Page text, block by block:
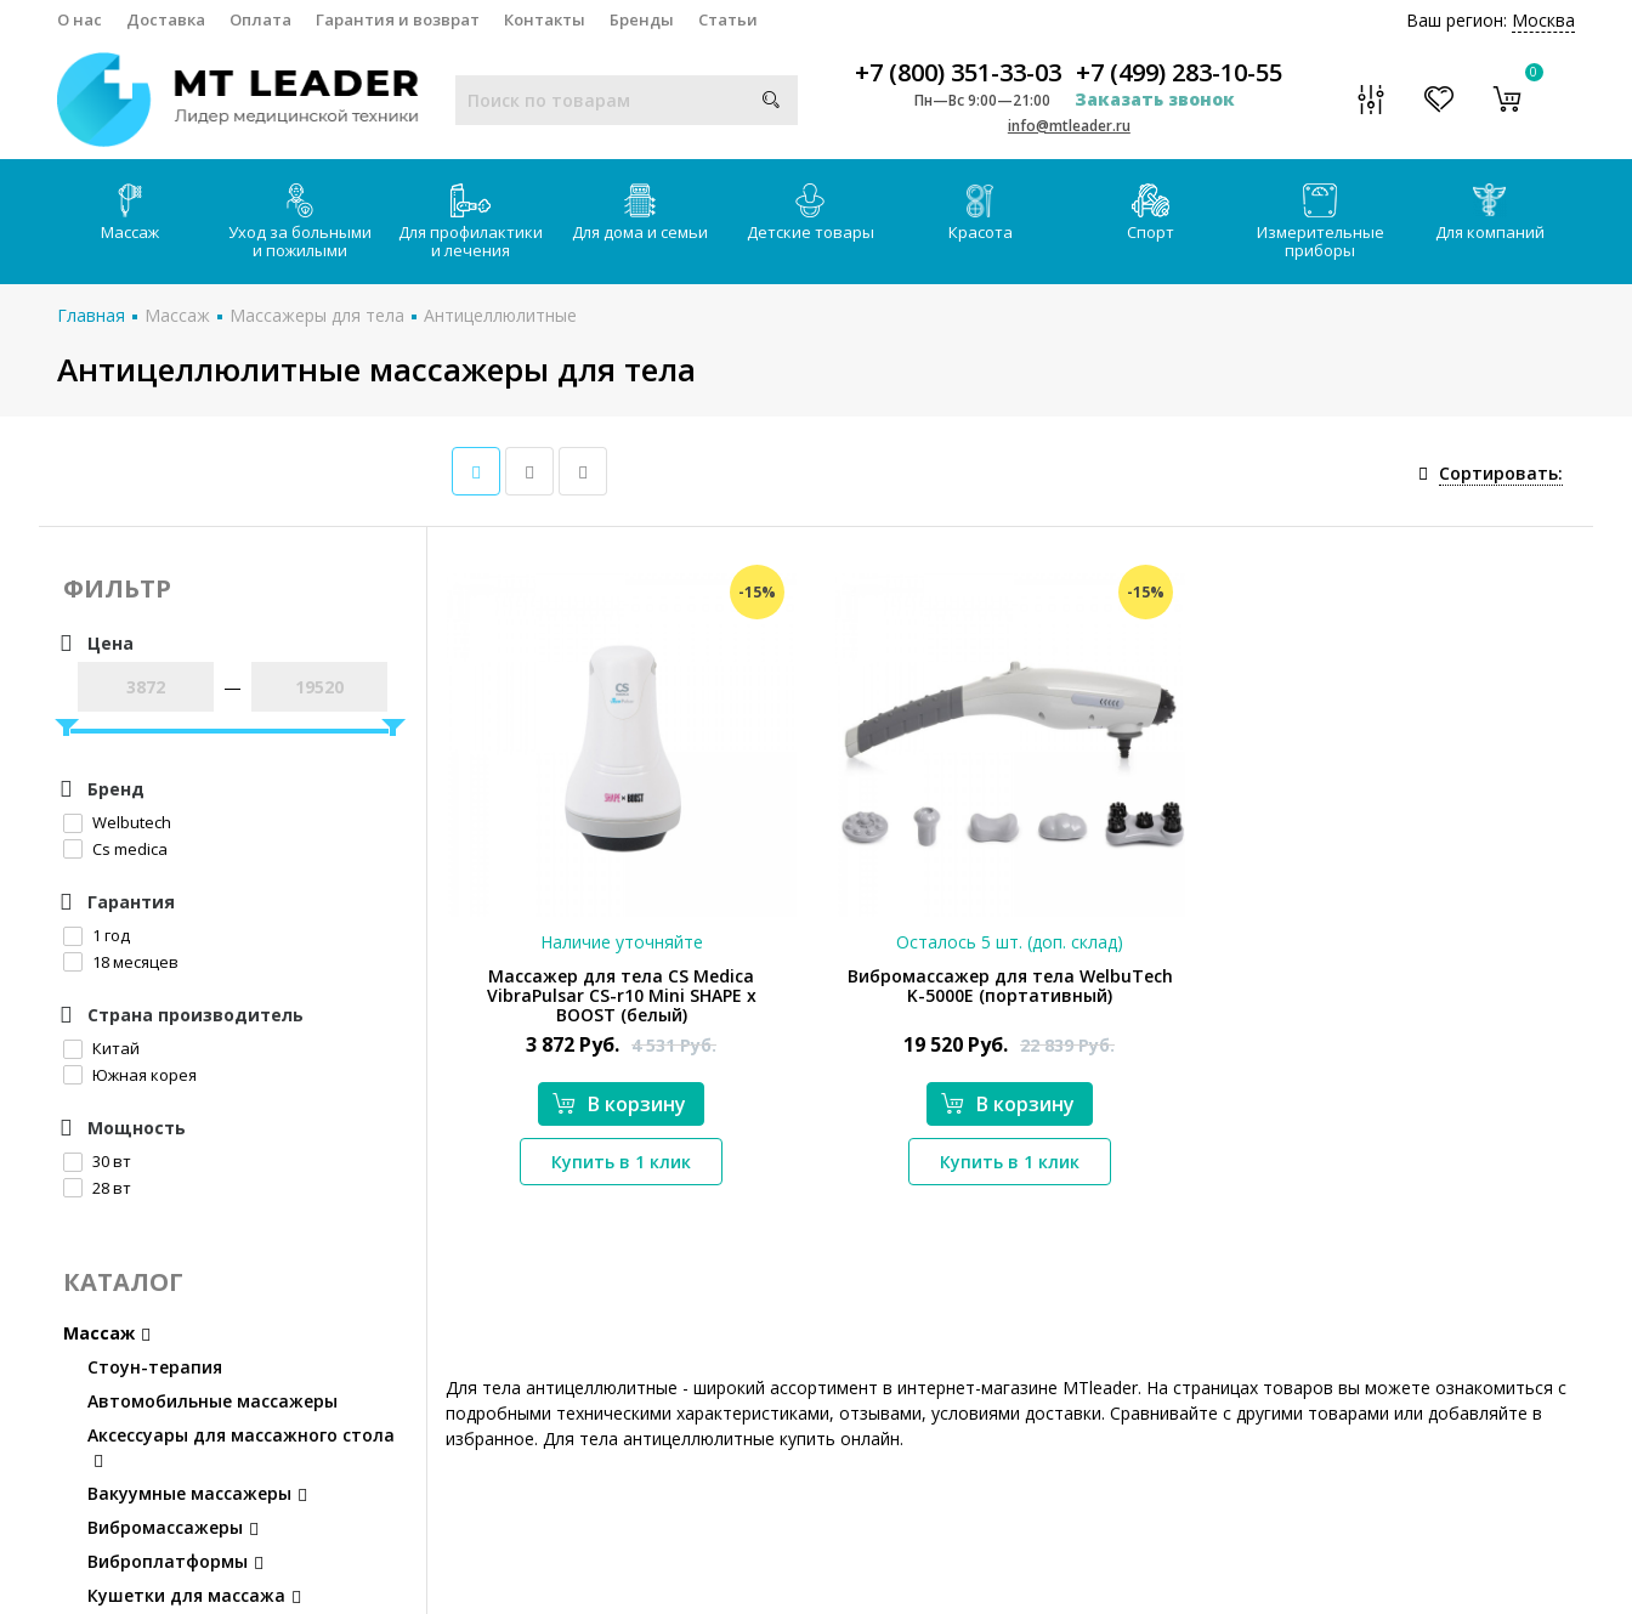
О нас Доставка Оплата Гарантия и возврат Контакты Бренды Статьи Ваш регион: Москва
+7 (800) 351-33-03 +7 (499) 283-10-55
Пн—Вс 9:00—21:00 Заказать звонок
info@mtleader.ru
0
Массаж
Уход за больными
и пожилыми
Для профилактики
и лечения
Для дома и семьи Детские товары Красота Спорт
Измерительные
приборы
Для компаний
Главная Массаж Массажеры для тела Антицеллюлитные
Антицеллюлитные массажеры для тела
Сортировать:
ФИЛЬТР
Цена
—
Бренд
Welbutech
Cs medica
Гарантия
1 год
18 месяцев
Страна производитель
Китай
Южная корея
Мощность
30 вт
28 вт
КАТАЛОГ
Массаж
Стоун-терапия
Автомобильные массажеры
Аксессуары для массажного стола
Вакуумные массажеры
Вибромассажеры
Виброплатформы
Кушетки для массажа
-15%
*}
Наличие уточняйте
Массажер для тела CS Medica
VibraPulsar CS-r10 Mini SHAPE x
BOOST (белый)
3 872 Руб. 4 531Руб.
В корзину
Купить в 1 клик
-15%
*}
Осталось 5 шт. (доп. склад)
Вибромассажер для тела WelbuTech
K-5000E (портативный)
19 520 Руб. 22 839Руб.
В корзину
Купить в 1 клик
Для тела антицеллюлитные - широкий ассортимент в интернет-магазине MTleader. На страницах товаров вы можете ознакомиться с
подробными техническими характеристиками, отзывами, условиями доставки. Сравнивайте с другими товарами или добавляйте в
избранное. Для тела антицеллюлитные купить онлайн.